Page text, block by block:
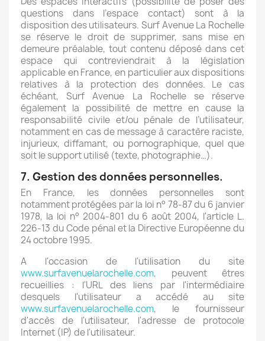
questions dans l’espace contact) sont à la
disposition des utilisateurs. Surf Avenue La Rochelle
se réserve le droit de supprimer, sans mise en
demeure préalable, tout contenu déposé dans cet
espace qui contreviendrait à la législation
applicable en France, en particulier aux dispositions
relatives à la protection des données. Le cas
échéant, Surf Avenue La Rochelle se réserve
également la possibilité de mettre en cause la
responsabilité civile et/ou pénale de l’utilisateur,
notamment en cas de message à caractère raciste,
injurieux, diffamant, ou pornographique, quel que
soit le support utilisé (texte, photographie…).
7. Gestion des données personnelles.
En France, les données personnelles sont
notamment protégées par la loi n° 78-87 du 6 janvier
1978, la loi n° 2004-801 du 6 août 2004, l'article L.
226-13 du Code pénal et la Directive Européenne du
24 octobre 1995.
A l'occasion de l'utilisation du site
www.surfavenuelarochelle.com, peuvent êtres
recueillies : l'URL des liens par l'intermédiaire
desquels l'utilisateur a accédé au site
www.surfavenuelarochelle.com, le fournisseur
d'accès de l'utilisateur, l'adresse de protocole
Internet (IP) de l'utilisateur.